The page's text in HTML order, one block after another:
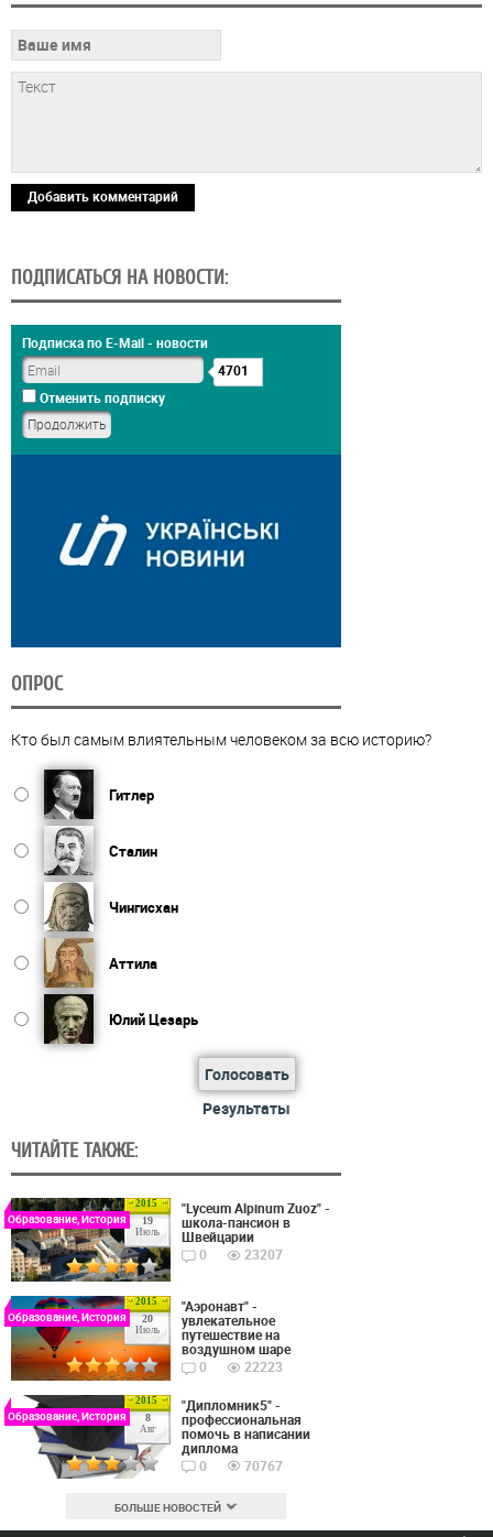
Добавить комментарий
ПОДПИСАТЬСЯ НА НОВОСТИ:
Подписка по E-Mail - новости
4701
Отменить подписку
ОПРОС
Кто был самым влиятельным человеком за всю историю?
Гитлер
Сталин
Чингисхан
Аттила
Юлий Цезарь
Голосовать
Результаты
ЧИТАЙТЕ ТАКЖЕ:
2015
19
Июль
Образование, История
"Lyceum Alpinum Zuoz" -
школа-пансион в
Швейцарии
0
23207
2015
20
Июль
Образование, История
"Аэронавт" -
увлекательное
путешествие на
воздушном шаре
0
22223
2015
8
Авг
Образование, История
"Дипломник5" -
профессиональная
помочь в написании
диплома
0
70767
БОЛЬШЕ НОВОСТЕЙ